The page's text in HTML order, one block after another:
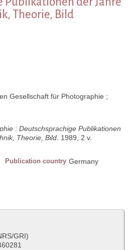
Theorie, Bild
Gesellschaft für Photographie ;
: Deutschsprachige Publikationen
Theorie, Bild. 1989, 2 v.
Publication country Germany
GRI)